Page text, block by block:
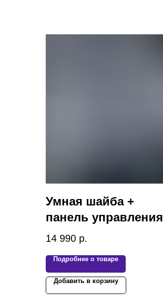
Умная шайба +
панель управления
Tesla Model 3 / Y
14 990 р.
Подробнее о товаре
Добавить в корзину